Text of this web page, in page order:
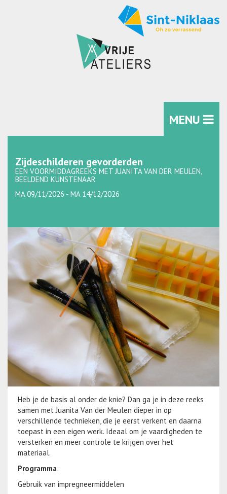
MENU
Zijdeschilderen gevorderden
EEN VOORMIDDAGREEKS MET JUANITA VAN DER MEULEN,
BEELDEND KUNSTENAAR
MA 09/11/2026 - MA 14/12/2026
Heb je de basis al onder de knie? Dan ga je in deze reeks
samen met Juanita Van der Meulen dieper in op
verschillende technieken, die je eerst verkent en daarna
toepast in een eigen werk. Ideaal om je vaardigheden te
versterken en meer controle te krijgen over het
materiaal.
Programma:
Gebruik van impregneermiddelen